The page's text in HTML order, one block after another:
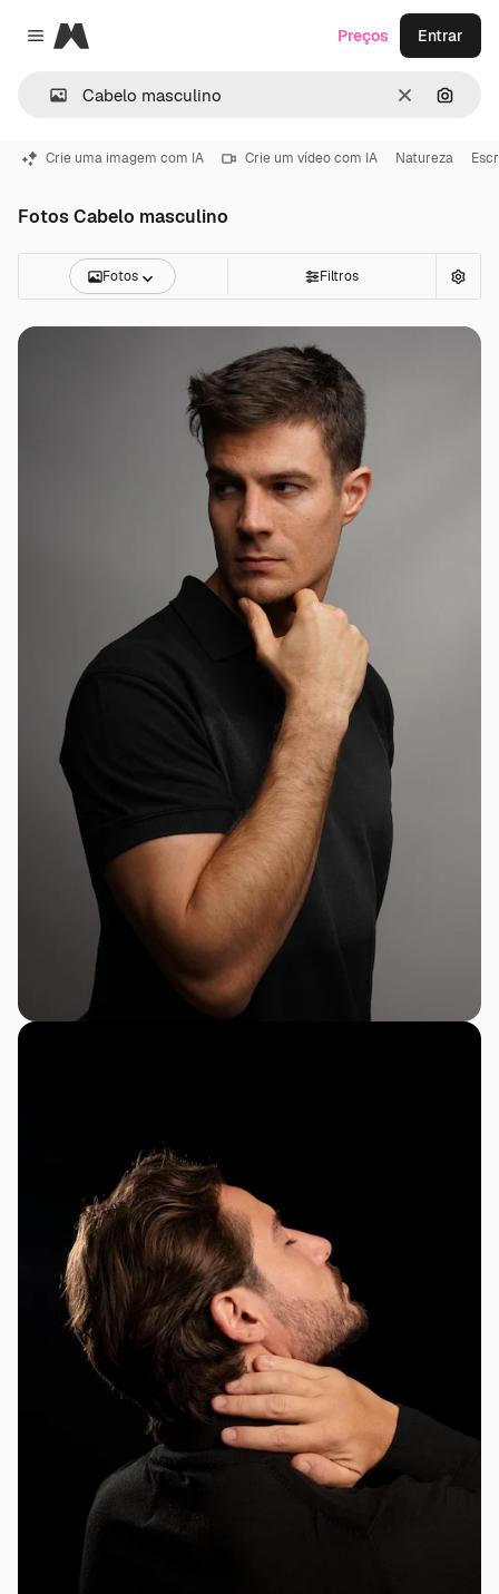
Close menu
Magnific
Limpar
Preços Entrar
Crie uma imagem com IA Crie um vídeo com IA Natureza
Fotos Cabelo masculino
Fotos Filtros